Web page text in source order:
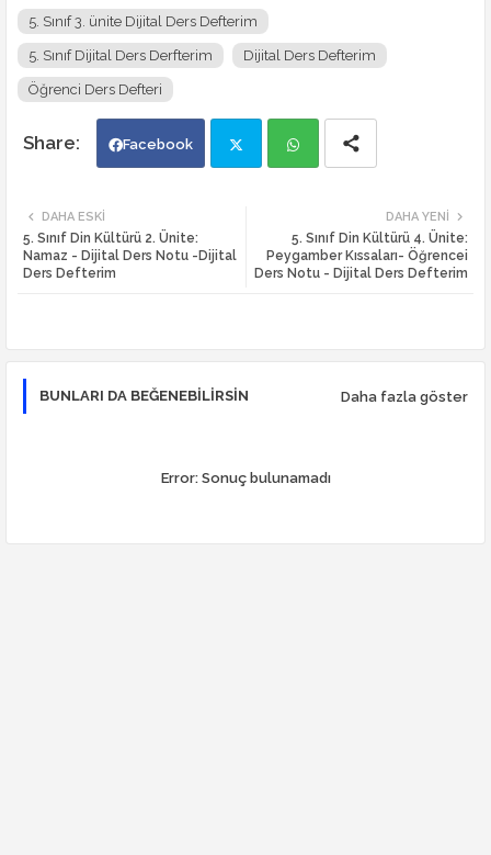
5. Sınıf 3. ünite Dijital Ders Defterim
5. Sınıf Dijital Ders Derfterim Dijital Ders Defterim
Öğrenci Ders Defteri
Facebook
ats
DAHA YENI
5. Sınıf Din Kültürü 4. Ünite:
Peygamber Kıssaları- Öğrencei
Ders Notu - Dijital Ders Defterim
DAHA ESKI
5. Sınıf Din Kültürü 2. Ünite:
Namaz - Dijital Ders Notu -Dijital
Ders Defterim
BUNLARI DA BEĞENEBILIRSIN Daha fazla göster
Error:Sonuç bulunamadı